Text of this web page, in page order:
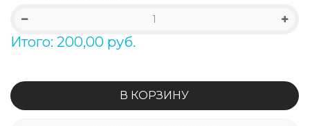
Итого: 200,00 руб.
В КОРЗИНУ